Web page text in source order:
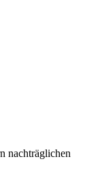
nachträglichen